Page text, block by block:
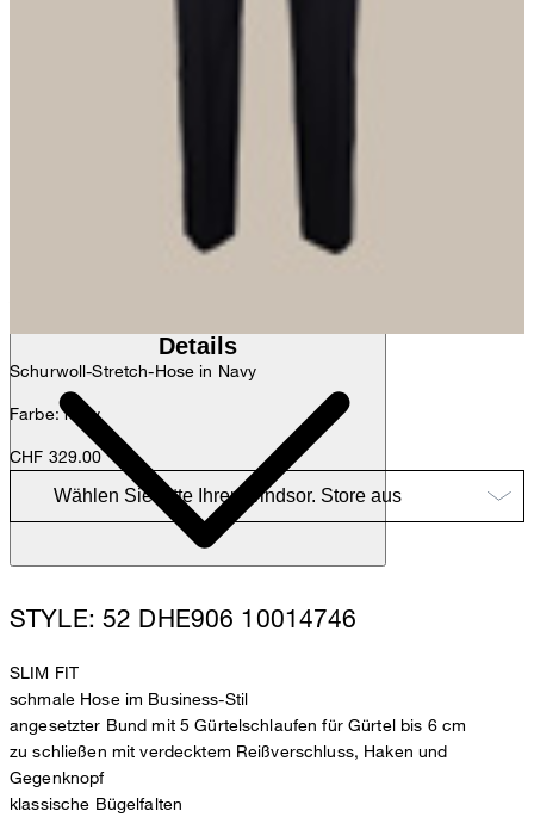
Schurwoll-Stretch-Hose in Navy
Farbe: navy
CHF 329.00
Details
STYLE: 52 DHE906 10014746
SLIM FIT
schmale Hose im Business-Stil
angesetzter Bund mit 5 Gürtelschlaufen für Gürtel bis 6 cm
zu schließen mit verdecktem Reißverschluss, Haken und
Gegenknopf
klassische Bügelfalten